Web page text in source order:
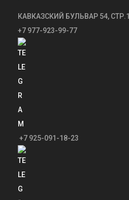
КАВКАЗСКИЙ БУЛЬВАР 54, СТР.1
+7 977-923-99-77
+7 925-091-18-23